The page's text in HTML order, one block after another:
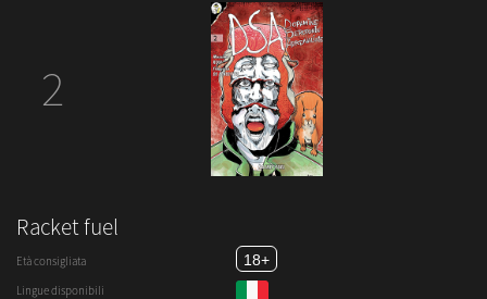
2
Racket fuel
Età consigliata 18+
Lingue disponibili